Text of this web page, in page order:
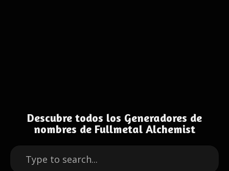
Descubre todos los Generadores de
nombres de Fullmetal Alchemist